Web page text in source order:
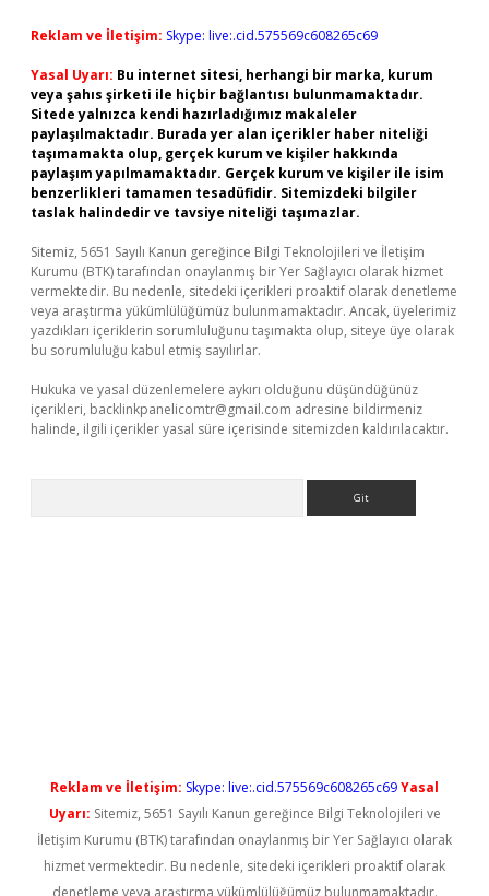
Reklam ve İletişim: Skype: live:.cid.575569c608265c69
Yasal Uyarı: Bu internet sitesi, herhangi bir marka, kurum
veya şahıs şirketi ile hiçbir bağlantısı bulunmamaktadır.
Sitede yalnızca kendi hazırladığımız makaleler
paylaşılmaktadır. Burada yer alan içerikler haber niteliği
taşımamakta olup, gerçek kurum ve kişiler hakkında
paylaşım yapılmamaktadır. Gerçek kurum ve kişiler ile isim
benzerlikleri tamamen tesadüfidir. Sitemizdeki bilgiler
taslak halindedir ve tavsiye niteliği taşımazlar.
Sitemiz, 5651 Sayılı Kanun gereğince Bilgi Teknolojileri ve İletişim
Kurumu (BTK) tarafından onaylanmış bir Yer Sağlayıcı olarak hizmet
vermektedir. Bu nedenle, sitedeki içerikleri proaktif olarak denetleme
veya araştırma yükümlülüğümüz bulunmamaktadır. Ancak, üyelerimiz
yazdıkları içeriklerin sorumluluğunu taşımakta olup, siteye üye olarak
bu sorumluluğu kabul etmiş sayılırlar.
Hukuka ve yasal düzenlemelere aykırı olduğunu düşündüğünüz
içerikleri, backlinkpanelicomtr@gmail.com adresine bildirmeniz
halinde, ilgili içerikler yasal süre içerisinde sitemizden kaldırılacaktır.
Reklam ve İletişim: Skype: live:.cid.575569c608265c69Yasal
Uyarı: Sitemiz, 5651 Sayılı Kanun gereğince Bilgi Teknolojileri ve
İletişim Kurumu (BTK) tarafından onaylanmış bir Yer Sağlayıcı olarak
hizmet vermektedir. Bu nedenle, sitedeki içerikleri proaktif olarak
denetleme veya araştırma yükümlülüğümüz bulunmamaktadır.